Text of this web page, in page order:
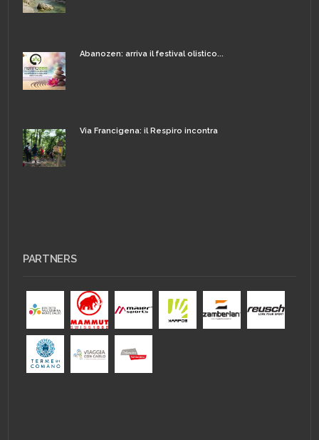
Abanozen: arriva il festival olistico...
Via Francigena: il Respiro incontra
PARTNERS